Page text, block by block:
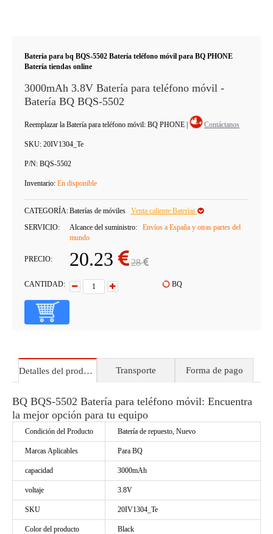
Batería para bq BQS-5502 Batería teléfono móvil para BQ PHONE
Batería tiendas online
3000mAh 3.8V Batería para teléfono móvil -
Batería BQ BQS-5502
Reemplazar la Batería para teléfono móvil: BQ PHONE Contáctanos
SKU: 20IV1304_Te
P/N: BQS-5502
Inventario: En disponible
CATEGORÍA:Baterías de móviles
Venta caliente Baterías
SERVICIO:
Alcance del suministro:
Envíos a España y otras partes del
mundo
PRECIO: 20.23 28
CANTIDAD: BQ
Detalles del producto Transporte Forma de pago
BQ BQS-5502 Batería para teléfono móvil: Encuentra
la mejor opción para tu equipo
Condición del Producto Batería de repuesto, Nuevo
Marcas Aplicables Para BQ
capacidad 3000mAh
voltaje 3.8V
SKU 20IV1304_Te
Color del producto Black